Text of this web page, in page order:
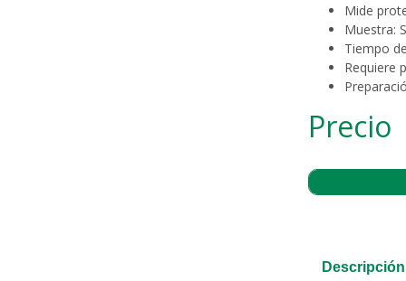
Mide
Muestra:
Tiempo
Requiere
Precio
Descripción